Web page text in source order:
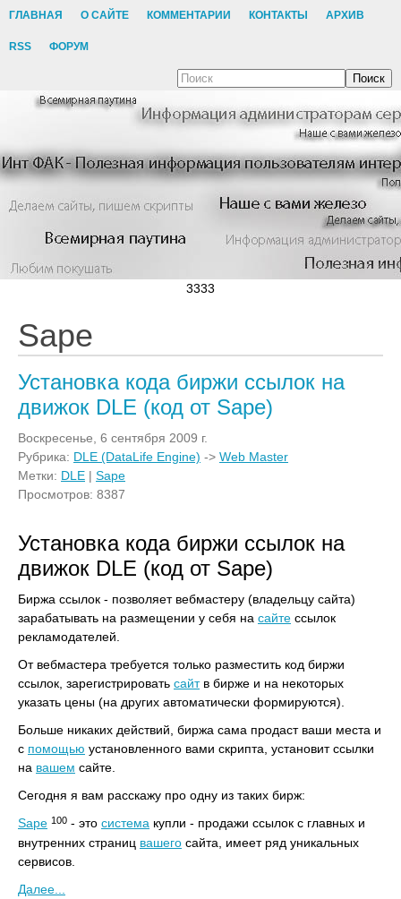
ГЛАВНАЯ О САЙТЕ КОММЕНТАРИИ КОНТАКТЫ АРХИВ
RSS ФОРУМ
Поиск
3333
Sape
Установка кода биржи ссылок на
движок DLE (код от Sape)
Воскресенье, 6 сентября 2009 г.
Рубрика: DLE (DataLife Engine) -> Web Master
Метки: DLE | Sape
Просмотров: 8387
Установка кода биржи ссылок на
движок DLE (код от Sape)
Биржа ссылок - позволяет вебмастеру (владельцу сайта)
зарабатывать на размещении у себя на сайте ссылок
рекламодателей.
От вебмастера требуется только разместить код биржи
ссылок, зарегистрировать сайтв бирже и на некоторых
указать цены (на других автоматически формируются).
Больше никаких действий, биржа сама продаст ваши места и
с помощью установленного вами скрипта, установит ссылки
на вашем сайте.
Сегодня я вам расскажу про одну из таких бирж:
Sape 100 - это система купли - продажи ссылок с главных и
внутренних страниц вашего сайта, имеет ряд уникальных
сервисов.
Далее...